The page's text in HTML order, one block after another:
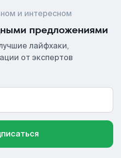
и интересном
предложениями
лайфхаки,
от экспертов